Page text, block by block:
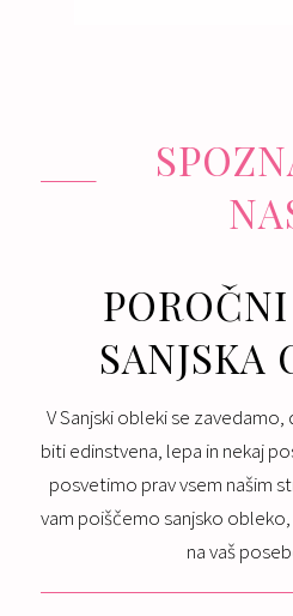
SANJSKA
V Sanjski obleki se zavedamo,
biti edinstvena, lepa in nekaj
posvetimo prav vsem našim
vam poiščemo sanjsko
na vaš